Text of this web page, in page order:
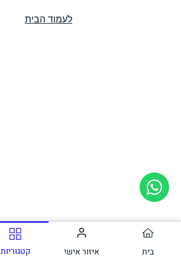
תחליפי ביצה
לעמוד הבית
בית איזור אישי קטגוריות